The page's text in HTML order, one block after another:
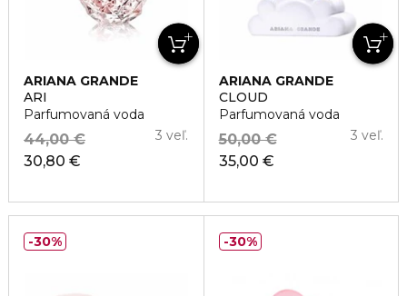
ARIANA GRANDE
ARI
Parfumovaná voda
30,80 €
44,00 € 3 veľ.
ARIANA GRANDE
CLOUD
Parfumovaná voda
35,00 €
50,00 € 3 veľ.
30% 30%